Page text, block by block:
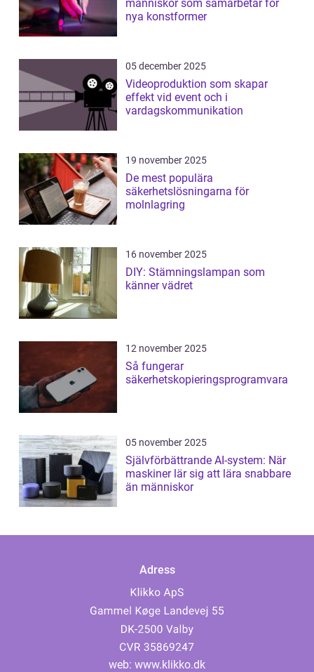
människor som samarbetar för
nya konstformer
05 december 2025
Videoproduktion som skapar
effekt vid event och i
vardagskommunikation
19 november 2025
De mest populära
säkerhetslösningarna för
molnlagring
16 november 2025
DIY: Stämningslampan som
känner vädret
12 november 2025
Så fungerar
säkerhetskopieringsprogramvara
05 november 2025
Självförbättrande AI-system: När
maskiner lär sig att lära snabbare
än människor
Adress
web: www.klikko.dk